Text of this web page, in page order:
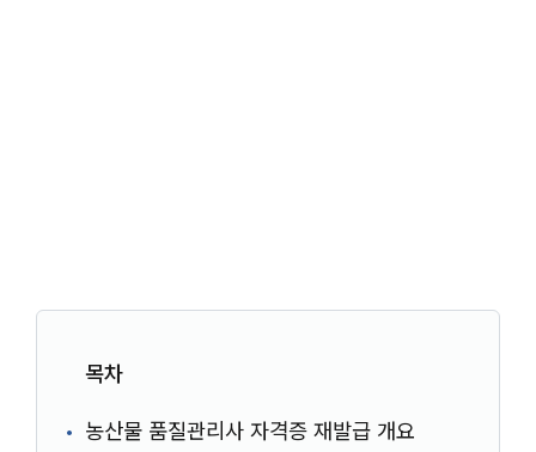
목차
농산물 품질관리사 자격증 재발급 개요